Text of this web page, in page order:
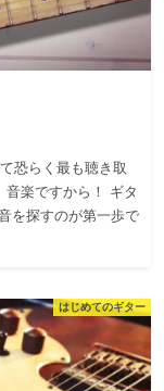
恐らく最も聴き取
音楽ですから！ ギタ
を探すのが第一歩で
はじめてのギター